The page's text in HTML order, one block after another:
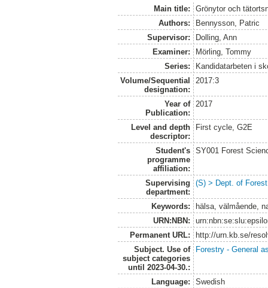
Main title:
Grönytor och
Authors:
Bennysson, Patric
Supervisor:
Dolling, Ann
Examiner:
Mörling, Tommy
Series:
Kandidatarbeten i
Volume/Sequential
designation:
2017:3
Year of
Publication:
2017
Level and depth
descriptor:
First cycle, G2E
Student's
programme
affiliation:
SY001 Forest
Supervising
department:
(S) > Dept. of
Keywords:
hälsa, välmående,
URN:NBN:
Permanent URL:
http://urn.kb.se/
Subject. Use of
subject categories
until 2023-04-30.:
Forestry - General
Language:
Swedish